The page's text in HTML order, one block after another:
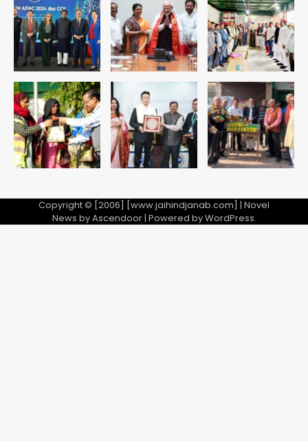
4
सुदर्शन शक्ति-वी अभ्यास में मॉक आॅपरेशन
Team JHJ
5
एयरपोर्ट का फर्जी कर्मचारी बनकर 3 लाख
उड़ाए, अब पहुंचा सलाखों के पीछे
Team JHJ
Copyright © [2006] [www.jaihindjanab.com] | Novel
News byAscendoor| Powered byWordPress.